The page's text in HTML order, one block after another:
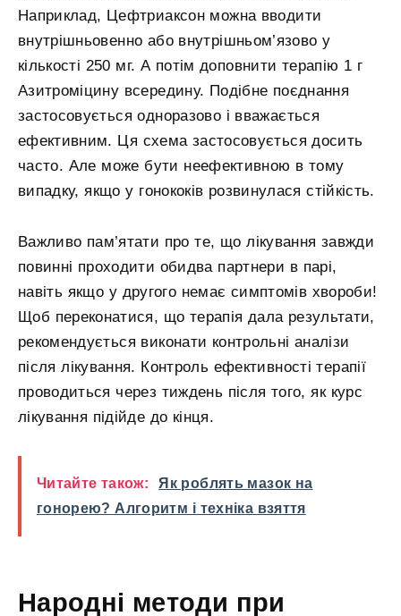
Наприклад, Цефтриаксон можна вводити
внутрішньовенно або внутрішньом’язово у
кількості 250 мг. А потім доповнити терапію 1 г
Азитроміцину всередину. Подібне поєднання
застосовується одноразово і вважається
ефективним. Ця схема застосовується досить
часто. Але може бути неефективною в тому
випадку, якщо у гонококів розвинулася стійкість.
Важливо пам’ятати про те, що лікування завжди
повинні проходити обидва партнери в парі,
навіть якщо у другого немає симптомів хвороби!
Щоб переконатися, що терапія дала результати,
рекомендується виконати контрольні аналізи
після лікування. Контроль ефективності терапії
проводиться через тиждень після того, як курс
лікування підійде до кінця.
Читайте також:
Як роблять мазок на
гонорею? Алгоритм і техніка взяття
Народні методи при